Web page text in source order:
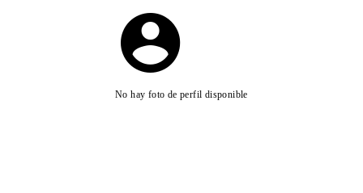
No hay foto de perfil disponible